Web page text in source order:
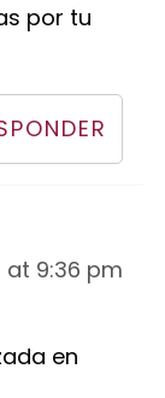
por tu
at 9:36 pm
en